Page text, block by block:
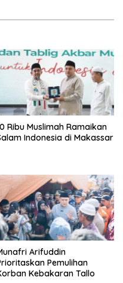
Ribu Muslimah Ramaikan
Indonesia di Makassar
Arifuddin
Pemulihan
Kebakaran Tallo